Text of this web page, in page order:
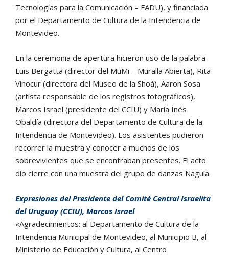
Tecnologías para la Comunicación – FADU), y financiada
por el Departamento de Cultura de la Intendencia de
Montevideo.
En la ceremonia de apertura hicieron uso de la palabra
Luis Bergatta (director del MuMi – Muralla Abierta), Rita
Vinocur (directora del Museo de la Shoá), Aaron Sosa
(artista responsable de los registros fotográficos),
Marcos Israel (presidente del CCIU) y María Inés
Obaldía (directora del Departamento de Cultura de la
Intendencia de Montevideo). Los asistentes pudieron
recorrer la muestra y conocer a muchos de los
sobrevivientes que se encontraban presentes. El acto
dio cierre con una muestra del grupo de danzas Naguía.
Expresiones del Presidente del Comité Central Israelita
del Uruguay (CCIU), Marcos Israel
«Agradecimientos: al Departamento de Cultura de la
Intendencia Municipal de Montevideo, al Municipio B, al
Ministerio de Educación y Cultura, al Centro